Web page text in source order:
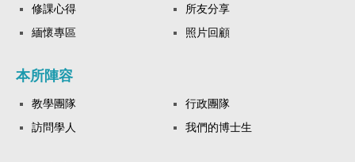
修課心得
所友分享
緬懷專區
照片回顧
本所陣容
教學團隊
行政團隊
訪問學人
我們的博士生